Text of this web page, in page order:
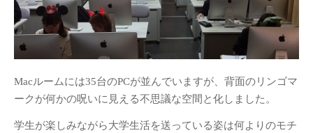
産学連携(16)
行事(39)
講義授業「プロダクトデザイン
講義授業「ものづくりの法律」
(7)
Macルームには35台のPCが並んでいますが、背面のリンゴマ
ークが何かの呪いに見える不思議な空間と化しました。
学生が楽しみながら大学生活を送っている姿は何よりのモチ